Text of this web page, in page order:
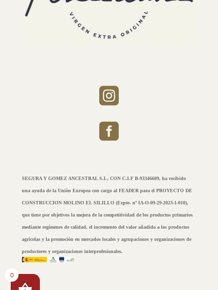


SEGURA Y GOMEZ ANCESTRAL S.L, CON C.I.F B-93346609, ha recibido
una ayuda de la Unión Europea con cargo al FEADER para el PROYECTO DE
CONSTRUCCION MOLINO EL SILILLO (Expte. nº IA-O-09-29-2023-1-010),
que tiene por objetivos la mejora de la competitividad de los productos primarios
mediante regímenes de calidad, el incremento del valor añadido a los productos
agrícolas y la promoción en mercados locales y agrupaciones y organizaciones de
productores y organizaciones interprofesionales.
0